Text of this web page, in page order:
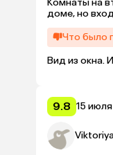
Комнаты на
доме, но
Что было
Вид из окна.
9.8 15